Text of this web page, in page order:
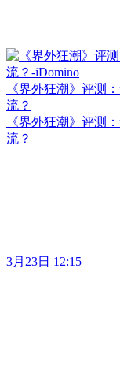
《界外狂潮》评测
流？
《界外狂潮》评测
流？
3月23日 12:15